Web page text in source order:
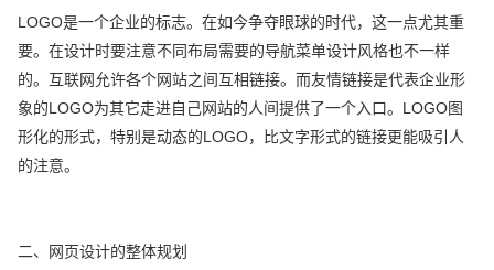
LOGO是一个企业的标志。在如今争夺眼球的时代，这一点尤其重
要。在设计时要注意不同布局需要的导航菜单设计风格也不一样
的。互联网允许各个网站之间互相链接。而友情链接是代表企业形
象的LOGO为其它走进自己网站的人间提供了一个入口。LOGO图
形化的形式，特别是动态的LOGO，比文字形式的链接更能吸引人
的注意。
二、网页设计的整体规划